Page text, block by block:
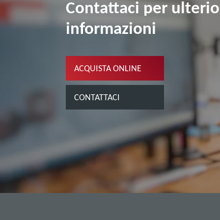
Contattaci per
informazioni
ACQUISTA ONLINE
CONTATTACI